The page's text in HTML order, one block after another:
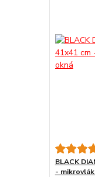
BLACK
-